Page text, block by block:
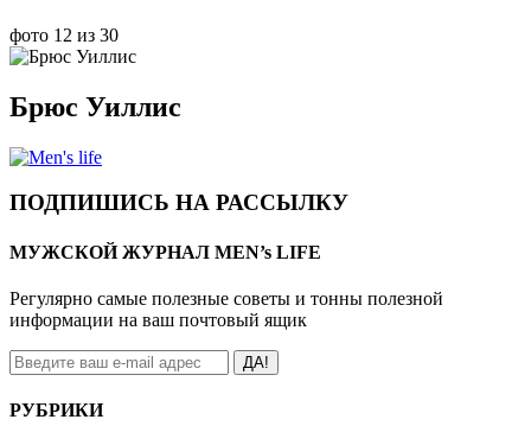
фото 12 из 30
Брюс Уиллис
ПОДПИШИСЬ НА РАССЫЛКУ
МУЖСКОЙ ЖУРНАЛ MEN’s LIFE
Регулярно самые полезные советы и тонны полезной
информации на ваш почтовый ящик
ДА!
РУБРИКИ